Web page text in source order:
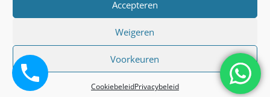
Accepteren
Weigeren
Voorkeuren
CookiebeleidPrivacybeleid
© 2026 | Hof Leek - KVK: 77091612 -BTW ID:
NL003145275B11|
Privacy Policy|